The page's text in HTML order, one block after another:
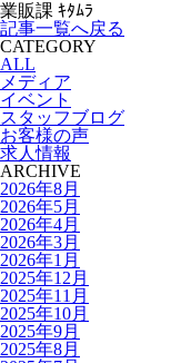
業販課 ｷﾀﾑﾗ
記事一覧へ戻る
CATEGORY
ALL
メディア
イベント
スタッフブログ
お客様の声
求人情報
ARCHIVE
2026年8月
2026年5月
2026年4月
2026年3月
2026年1月
2025年12月
2025年11月
2025年10月
2025年9月
2025年8月